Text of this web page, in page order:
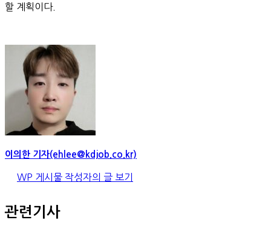
할 계획이다.
이의한 기자(ehlee@kdjob.co.kr)
WP 게시물 작성자의 글 보기
관련기사